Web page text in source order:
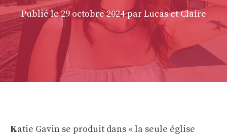
Publié le29 octobre 2024 par Lucas et Claire
Katie Gavin se produit dans « la seule église